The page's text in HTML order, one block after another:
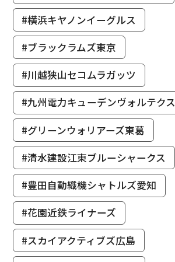
#横浜キヤノンイーグルス
#ブラックラムズ東京
#川越狭山セコムラガッツ
#九州電力キューデンヴォルテクス
#グリーンウォリアーズ東葛
#清水建設江東ブルーシャークス
#豊田自動織機シャトルズ愛知
#花園近鉄ライナーズ
#スカイアクティブズ広島